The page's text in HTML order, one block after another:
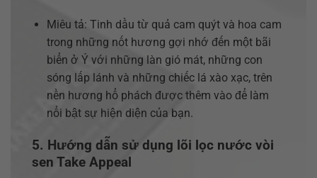
Miêu tả: Tinh dầu từ quả cam quýt và hoa cam
trong những nốt hương gợi nhớ đến một bãi
biển ở Ý với những làn gió mát, những con
sóng lấp lánh và những chiếc lá xào xạc, trên
nền hương hổ phách được thêm vào để làm
nổi bật sự hiện diện của bạn.
5. Hướng dẫn sử dụng lõi lọc nước vòi
sen Take Appeal